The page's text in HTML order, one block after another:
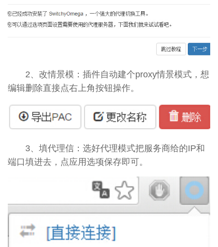
2、改情景模：插件自动建个proxy情景模式，想
编辑删除直接点右上角按钮操作。
3、填代理信：选好代理模式把服务商给的IP和
端口填进去，点应用选项保存即可。